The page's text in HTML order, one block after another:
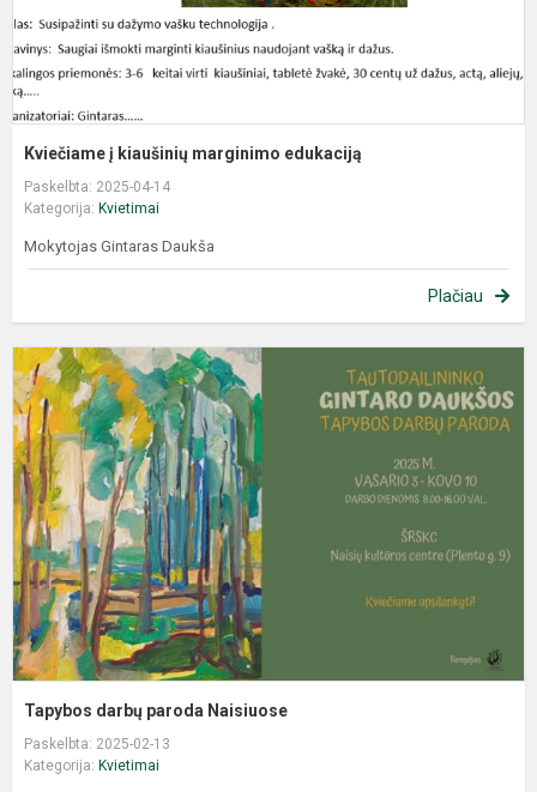
Kviečiame į kiaušinių marginimo edukaciją
Paskelbta: 2025-04-14
Kategorija: Kvietimai
Mokytojas Gintaras Daukša
Plačiau
Tapybos darbų paroda Naisiuose
Paskelbta: 2025-02-13
Kategorija: Kvietimai